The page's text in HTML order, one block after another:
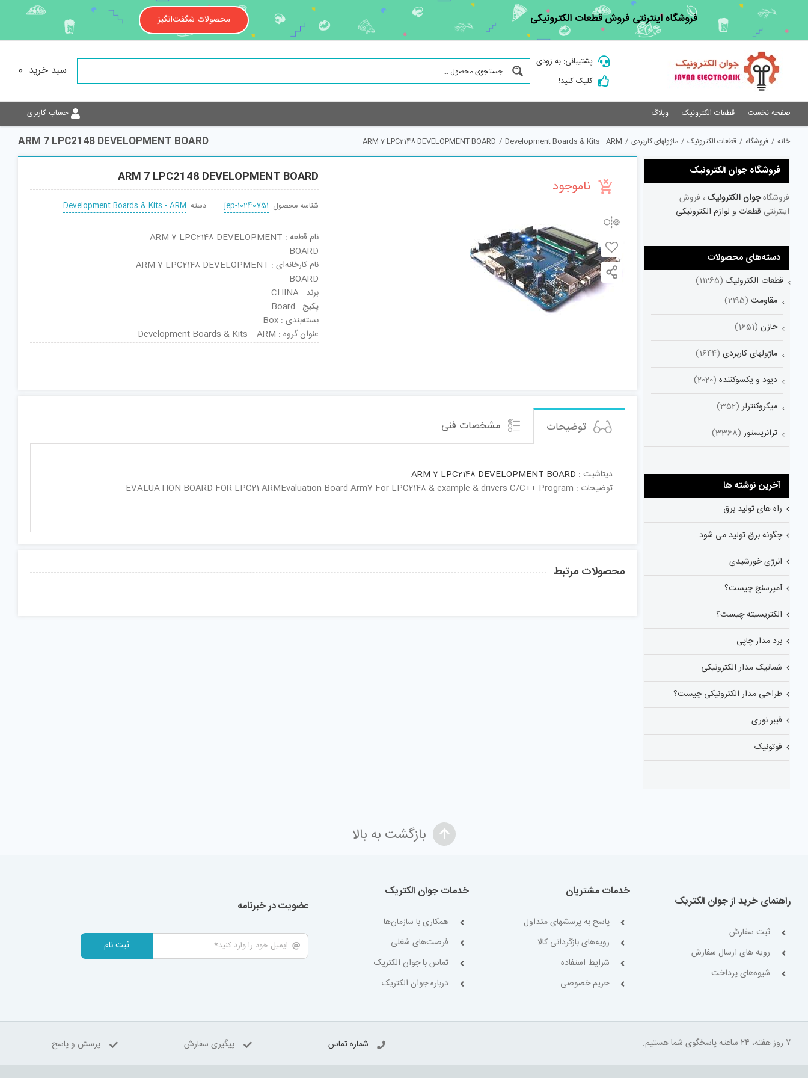
content
فروشگاه اینترنتی فروش قطعات الکترونیکی محصولات شگفت‌انگیز
پشتیبانی: به زودی
کلیک کنید!
سبد خرید 0
صفحه نخست قطعات الکترونیک وبلاگ حساب کاربری
ARM 7 LPC2148 DEVELOPMENT BOARD خانه / فروشگاه / قطعات الکترونیک / ماژولهای کاربردی /
Development Boards & Kits - ARM
/
ARM 7 LPC2148 DEVELOPMENT BOARD
ناموجود ARM 7 LPC2148 DEVELOPMENT BOARD
شناسه محصول: jep-10240751 دسته: Development Boards & Kits - ARM
نام قطعه : ARM 7 LPC2148 DEVELOPMENT
BOARD
نام کارخانه‌ای : ARM 7 LPC2148 DEVELOPMENT
BOARD
برند : CHINA
پکیج : Board
بسته‌بندی : Box
عنوان گروه : Development Boards & Kits – ARM
توضیحات مشخصات فنی
دیتاشیت : ARM 7 LPC2148 DEVELOPMENT BOARD
توضیحات : EVALUATION BOARD FOR LPC21 ARMEvaluation Board Arm7 For LPC2148 & example & drivers C/C++ Program
محصولات مرتبط
فروشگاه جوان الکترونیک
فروشگاهجوان الکترونیک ، فروش
اینترنتی قطعات و لوازم الکترونیکی
دسته‌های محصولات
قطعات الکترونیک (11265)
مقاومت (2195)
خازن (1651)
ماژولهای کاربردی (1644)
دیود و یکسوکننده (2020)
میکروکنترلر (352)
ترانزیستور (3368)
آخرین نوشته ها
راه های تولید برق
چگونه برق تولید می شود
انرژی خورشیدی
آمپرسنج چیست؟
الکتریسیته چیست؟
برد مدار چاپی
شماتیک مدار الکترونیکی
طراحی مدار الکترونیکی چیست؟
فیبر نوری
فوتونیک
بازگشت به بالا
راهنمای خرید از جوان الکتریک
ثبت سفارش
رویه های ارسال سفارش
شیوه‌های پرداخت
خدمات مشتریان
پاسخ به پرسشهای متداول
رویه‌های بازگردانی کالا
شرایط استفاده
حریم خصوصی
خدمات جوان الکتریک
همکاری با سازمان‌ها
فرصت‌های شغلی
تماس با جوان الکتریک
درباره جوان الکتریک
عضویت در خبرنامه
ثبت نام
۷ روز هفته، ۲۴ ساعته پاسخگوی شما هستیم. شماره تماس پیگیری سفارش پرسش و پاسخ